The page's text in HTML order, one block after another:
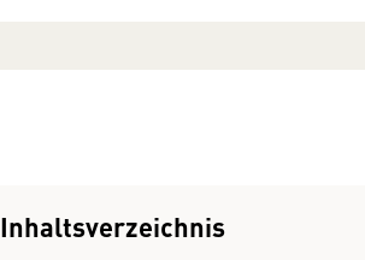
Inhaltsverzeichnis